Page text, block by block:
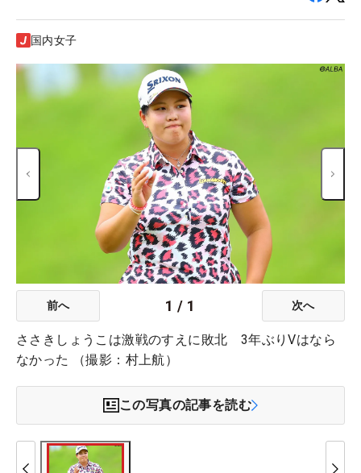
国内女子
前へ 1 / 1 次へ
ささきしょうこは激戦のすえに敗北 3年ぶりVはなら
なかった （撮影：村上航）
この写真の記事を読む